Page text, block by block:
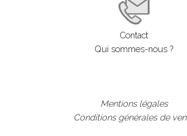
Contact
Qui sommes-nous ?
Mentions légales
Conditions générales de